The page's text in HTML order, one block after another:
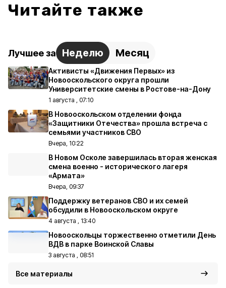
Читайте также
Лучшее за Неделю Месяц
Активисты «Движения Первых» из
Новооскольского округа прошли
Университетские смены в Ростове-на-Дону
1 августа , 07:10
В Новооскольском отделении фонда
«Защитники Отечества» прошла встреча с
семьями участников СВО
Вчера, 10:22
В Новом Осколе завершилась вторая женская
смена военно - исторического лагеря
«Армата»
Вчера, 09:37
Поддержку ветеранов СВО и их семей
обсудили в Новооскольском округе
4 августа , 13:40
Новооскольцы торжественно отметили День
ВДВ в парке Воинской Славы
3 августа , 08:51
Все материалы